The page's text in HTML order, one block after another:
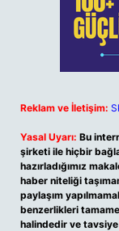
Reklam ve İletişim:
Yasal Uyarı: Bu
şirketi ile hiçbir
hazırladığımız
haber niteliği
paylaşım
benzerlikleri
halindedir ve